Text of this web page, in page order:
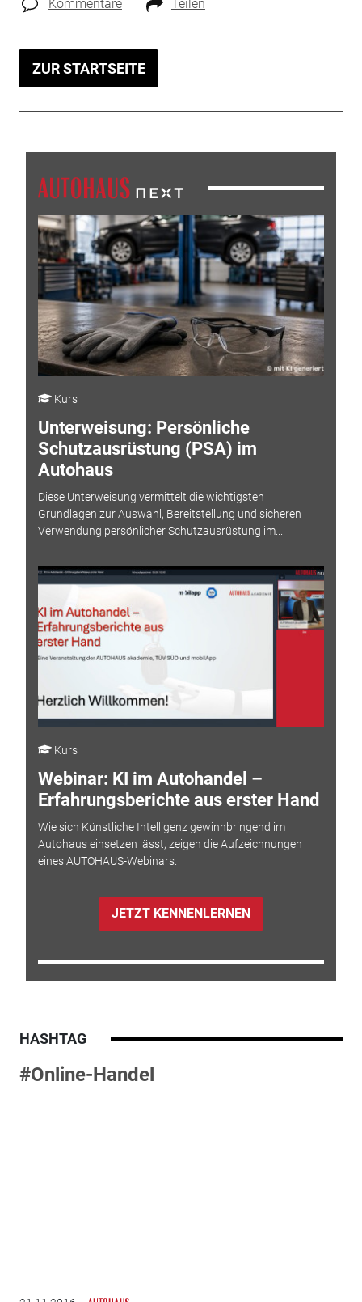
Kommentare Teilen
ZUR STARTSEITE
Kurs
Unterweisung: Persönliche
Schutzausrüstung (PSA) im
Autohaus
Diese Unterweisung vermittelt die wichtigsten
Grundlagen zur Auswahl, Bereitstellung und sicheren
Verwendung persönlicher Schutzausrüstung im...
Kurs
Webinar: KI im Autohandel –
Erfahrungsberichte aus erster Hand
Wie sich Künstliche Intelligenz gewinnbringend im
Autohaus einsetzen lässt, zeigen die Aufzeichnungen
eines AUTOHAUS-Webinars.
JETZT KENNENLERNEN
HASHTAG
#Online-Handel